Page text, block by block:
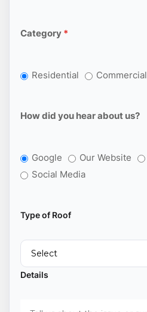
Category *
Residential Commercial
How did you hear about us?
Google Our Website
Social Media
Type of Roof
Details